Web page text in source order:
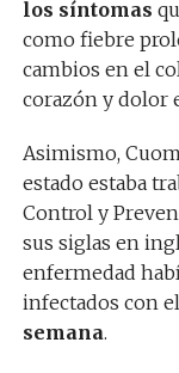
los síntomas
como fiebre
cambios en el
corazón y dolor
Asimismo,
estado estaba
Control y
sus siglas en
enfermedad
infectados con
semana.